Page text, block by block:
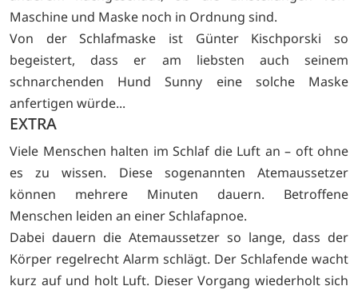
Maschine und Maske noch in Ordnung sind.
Von der Schlafmaske ist Günter Kischporski so
begeistert, dass er am liebsten auch seinem
schnarchenden Hund Sunny eine solche Maske
anfertigen würde...
EXTRA
Viele Menschen halten im Schlaf die Luft an – oft ohne
es zu wissen. Diese sogenannten Atemaussetzer
können mehrere Minuten dauern. Betroffene
Menschen leiden an einer Schlafapnoe.
Dabei dauern die Atemaussetzer so lange, dass der
Körper regelrecht Alarm schlägt. Der Schlafende wacht
kurz auf und holt Luft. Dieser Vorgang wiederholt sich